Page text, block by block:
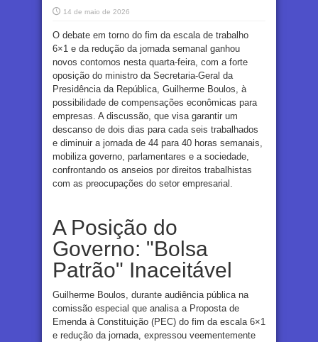
14 de maio de 2026
O debate em torno do fim da escala de trabalho
6×1 e da redução da jornada semanal ganhou
novos contornos nesta quarta-feira, com a forte
oposição do ministro da Secretaria-Geral da
Presidência da República, Guilherme Boulos, à
possibilidade de compensações econômicas para
empresas. A discussão, que visa garantir um
descanso de dois dias para cada seis trabalhados
e diminuir a jornada de 44 para 40 horas semanais,
mobiliza governo, parlamentares e a sociedade,
confrontando os anseios por direitos trabalhistas
com as preocupações do setor empresarial.
A Posição do
Governo: "Bolsa
Patrão" Inaceitável
Guilherme Boulos, durante audiência pública na
comissão especial que analisa a Proposta de
Emenda à Constituição (PEC) do fim da escala 6×1
e redução da jornada, expressou veementemente